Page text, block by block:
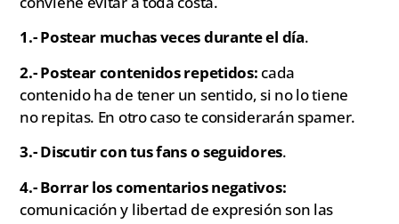
1.- Postear muchas veces durante el día.
2.- Postear contenidos repetidos: cada
contenido ha de tener un sentido, si no lo tiene
no repitas. En otro caso te considerarán spamer.
3.- Discutir con tus fans o seguidores.
4.- Borrar los comentarios negativos:
comunicación y libertad de expresión son las